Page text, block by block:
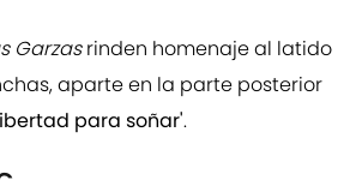
Garzasrinden homenaje al latido
aparte en la parte posterior
para soñar'.